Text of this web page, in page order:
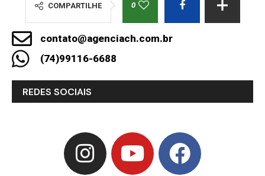
COMPARTILHE 0
contato@agenciach.com.br
(74)99116-6688
REDES SOCIAIS